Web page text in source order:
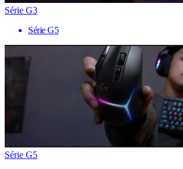
Série G3
Série G5
Série G5